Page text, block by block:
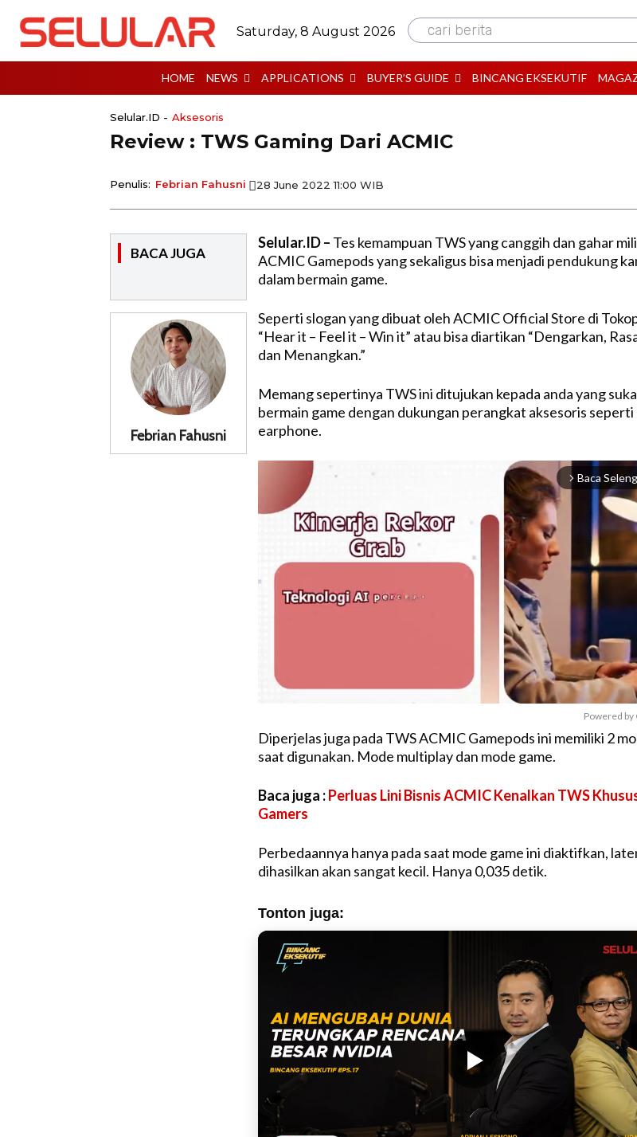
Saturday, 8 August 2026 cari berita
HOME NEWS APPLICATIONS BUYER’S GUIDE BINCANG EKSEKUTIF
Selular.ID - Aksesoris
Review : TWS Gaming Dari ACMIC
Penulis: Febrian Fahusni 28 June 2022 11:00 WIB
BACA JUGA
Febrian Fahusni
Selular.ID – Tes kemampuan TWS yang canggih dan gahar
ACMIC Gamepods yang sekaligus bisa menjadi pendukung
dalam bermain game.
Seperti slogan yang dibuat oleh ACMIC Official Store di
“Hear it – Feel it – Win it” atau bisa diartikan “Dengarkan,
dan Menangkan.”
Memang sepertinya TWS ini ditujukan kepada anda yang suka
bermain game dengan dukungan perangkat aksesoris seperti
earphone.
arrow_forward_ios Baca
t
Powered by
Diperjelas juga pada TWS ACMIC Gamepods ini memiliki 2
saat digunakan. Mode multiplay dan mode game.
Baca juga :Perluas Lini Bisnis ACMIC Kenalkan TWS
Gamers
Perbedaannya hanya pada saat mode game ini diaktifkan,
dihasilkan akan sangat kecil. Hanya 0,035 detik.
Tonton juga: